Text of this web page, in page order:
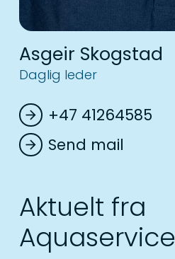
Asgeir Skogstad
Daglig leder
arrow_forward +47 41264585
arrow_forward Send mail
Aktuelt fra
Aquaservice